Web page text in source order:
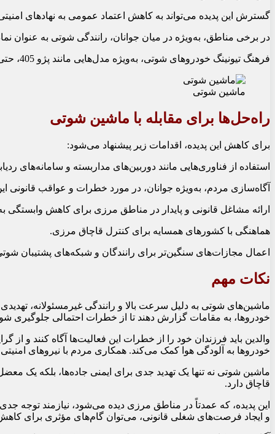
گسترش این پدیده می‌تواند به کاهش اعتماد عمومی به نهادهای
در برخی مناطق، به‌ویژه در میان جوانان، رانندگی شوتی به
فرهنگ تیونینگ خودروهای شوتی، به‌ویژه مدل‌هایی مانند پژو 405، حتی توجه رسانه‌های بین‌المللی را جلب کرده است.
ماشین شوتی
راه‌حل‌ها برای مقابله با ماشین شوتی
برای کاهش این پدیده، اقدامات زیر پیشنهاد می‌شود:
استفاده از فناوری‌هایی مانند دوربین‌های مداربسته و سامانه‌های
آگاه‌سازی مردم، به‌ویژه جوانان، در مورد خطرات و عواقب قانونی
ارائه مشاغل قانونی و پایدار در مناطق مرزی برای کاهش وابستگی
هماهنگی با کشورهای همسایه برای کنترل قاچاق مرزی.
اعمال مجازات‌های سنگین‌تر برای رانندگان و شبکه‌های پشتیبان
نکات مهم
ماشین‌های شوتی به دلیل سرعت بالا و رانندگی غیرمسئولانه،
خودروها، به مقامات گزارش دهند تا از خطرات احتمالی جلوگیری
والدین باید فرزندان خود را از خطرات این فعالیت‌ها آگاه کنند و از
خودروها به آلودگی هوا کمک می‌کند. همکاری مردم با نیروهای
ماشین شوتی نه تنها یک تهدید جدی برای ایمنی جاده‌ها، بلکه یک
قاچاق دارد.
این پدیده، که عمدتاً در مناطق مرزی دیده می‌شود، نیازمند
و ایجاد فرصت‌های شغلی قانونی، می‌توان گام‌های مؤثری برای